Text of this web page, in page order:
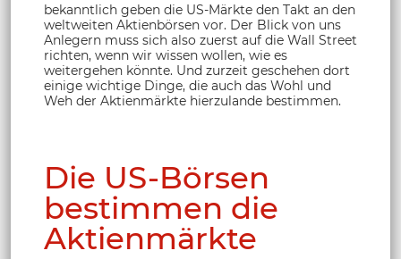
bekanntlich geben die US-Märkte den Takt an den
weltweiten Aktienbörsen vor. Der Blick von uns
Anlegern muss sich also zuerst auf die Wall Street
richten, wenn wir wissen wollen, wie es
weitergehen könnte. Und zurzeit geschehen dort
einige wichtige Dinge, die auch das Wohl und
Weh der Aktienmärkte hierzulande bestimmen.
Die US-Börsen
bestimmen die
Aktienmärkte